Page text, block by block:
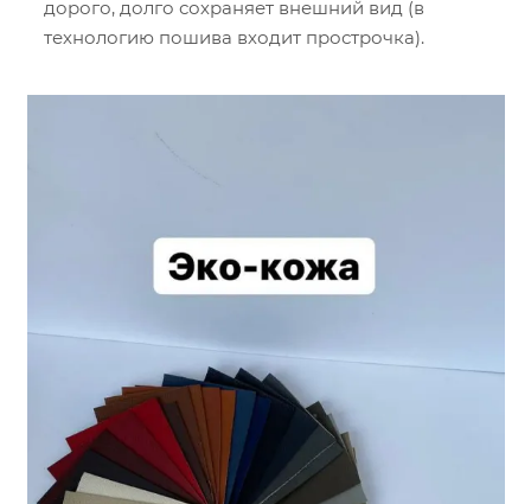
дорого, долго сохраняет внешний вид (в
технологию пошива входит прострочка).